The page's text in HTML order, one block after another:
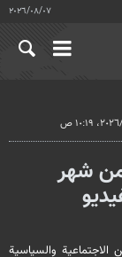
٠٧‏/٠٨‏/٢٠٢٦
من شهر
والسياسية